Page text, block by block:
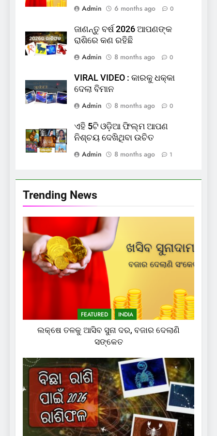
Admin
6 months ago 0
ଜାଣନ୍ତୁ ବର୍ଷ 2026 ଆପଣଙ୍କ
ରାଶିରେ କଣ ରହିଛି
Admin
8 months ago 0
VIRAL VIDEO : କାରକୁ ଧକ୍କା
ଦେଲା ବିମାନ
Admin
8 months ago 0
ଏହି 5ଟି ଓଡ଼ିଆ ଫିଲ୍ମ ଆପଣ
ନିଶ୍ଚୟ ଦେଖିଥିବା ଉଚିତ
Admin
8 months ago 1
Trending News
FEATURED INDIA
ଲକ୍ଷେ ତଳକୁ ଆସିବ ସୁନା ଦର, ବଜାର ଦେଲାଣି
ସଙ୍କେତ